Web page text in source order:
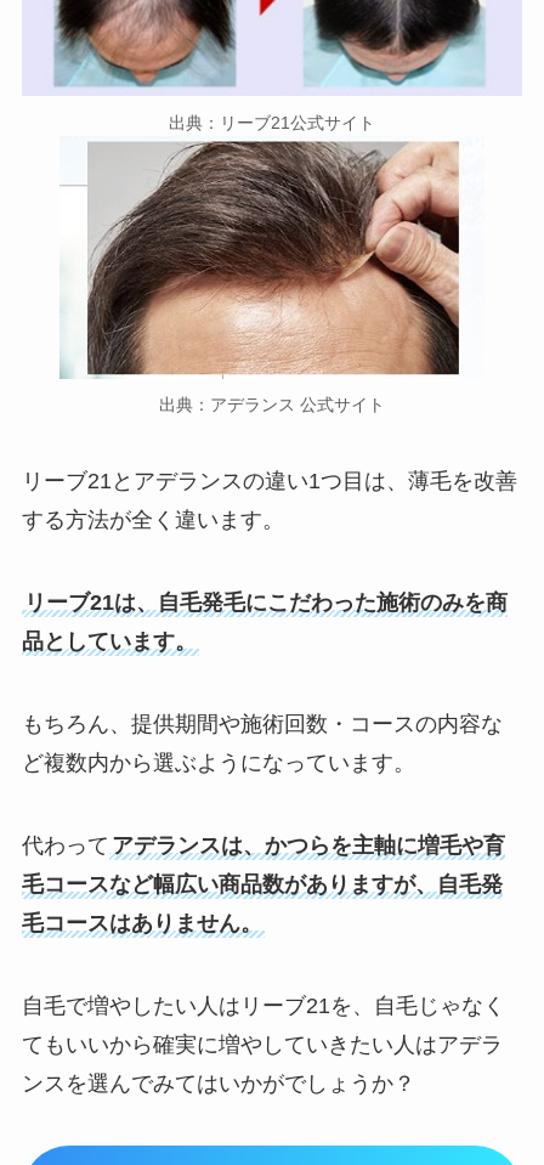
出典：リーブ21公式サイト
出典：アデランス 公式サイト
リーブ21とアデランスの違い1つ目は、薄毛を改善
する方法が全く違います。
リーブ21は、自毛発毛にこだわった施術のみを商
品としています。
もちろん、提供期間や施術回数・コースの内容な
ど複数内から選ぶようになっています。
代わって アデランスは、かつらを主軸に増毛や育
毛コースなど幅広い商品数がありますが、自毛発
毛コースはありません。
自毛で増やしたい人はリーブ21を、自毛じゃなく
てもいいから確実に増やしていきたい人はアデラ
ンスを選んでみてはいかがでしょうか？